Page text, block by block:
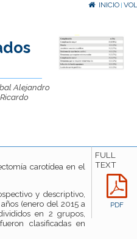
INICIO
Alejandro
FULL
TEXT
PDF
carotídea en el
y descriptivo,
(enero del 2015 a
en 2 grupos,
clasificadas en